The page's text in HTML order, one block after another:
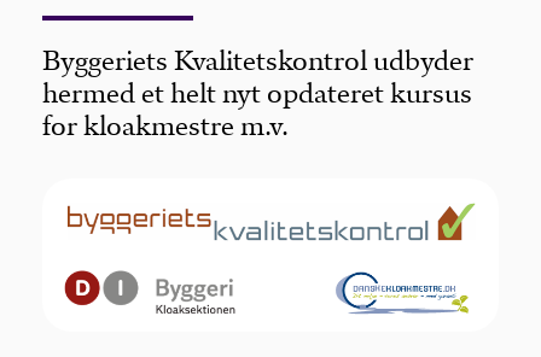
Byggeriets Kvalitetskontrol udbyder
hermed et helt nyt opdateret kursus
for kloakmestre m.v.